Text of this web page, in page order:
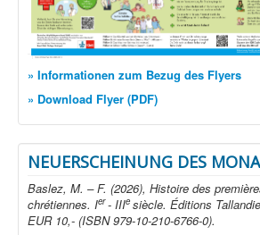
» Informationen zum Bezug des Flyers
» Download Flyer (PDF)
NEUERSCHEINUNG DES
Baslez, M. – F. (2026), Histoire des
chrétiennes. Ier- IIIe siècle. Éditions
EUR 10,- (ISBN 979-10-210-6766-0).